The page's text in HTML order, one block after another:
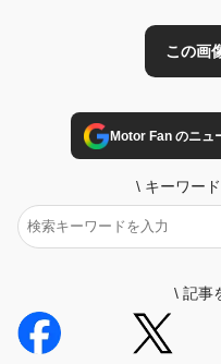
Motor Fan のニュ
\ キーワー
\ 記事